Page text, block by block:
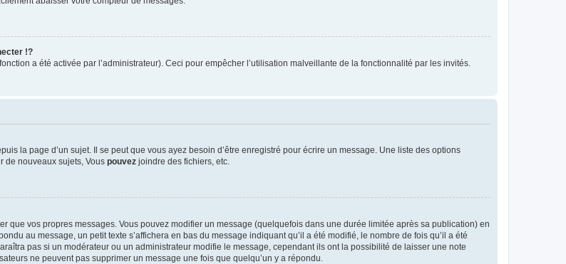
!?
a été activée par l’administrateur). Ceci pour empêcher l’utilisation malveillante de la fonctionnalité par les invités.
la page d’un sujet. Il se peut que vous ayez besoin d’être enregistré pour écrire un message. Une liste des options
de nouveaux sujets, Vous pouvez joindre des fichiers, etc.
que vos propres messages. Vous pouvez modifier un message (quelquefois dans une durée limitée après sa publication) en
au message, un petit texte s’affichera en bas du message indiquant qu’il a été modifié, le nombre de fois qu’il a été
pas si un modérateur ou un administrateur modifie le message, cependant ils ont la possibilité de laisser une note
ne peuvent pas supprimer un message une fois que quelqu’un y a répondu.